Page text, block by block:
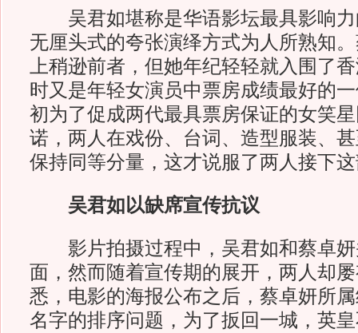
吴君如堪称是华语影坛最具影响力
无厘头式的夸张演绎方式为人所熟知
上稍逊前者，但她年纪轻轻就入围了
时又是年轻女演员中票房成绩最好的
初为了促成两代最具票房保证的女笑
诺，两人在戏份、台词、造型服装、
保持同等分量，这才说服了两人接下
吴君如以缺席宣传抗议
影片拍摄过程中，吴君如和蔡卓妍
面，然而随着宣传期的展开，两人却
悉，电影的海报公布之后，蔡卓妍所
名字的排序问题，为了扳回一城，英